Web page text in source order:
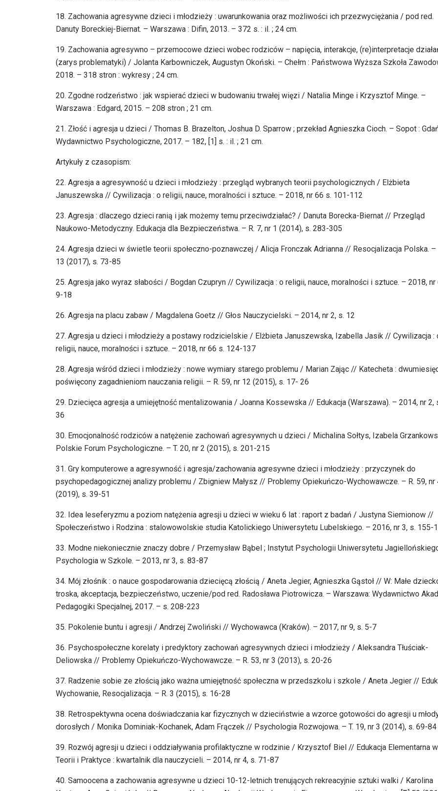
18. Zachowania agresywne dzieci i młodzieży : uwarunkowania oraz możliwości ich przezwyciężania / pod red.
Danuty Boreckiej-Biernat. – Warszawa : Difin, 2013. – 372 s. : il. ; 24 cm.
19. Zachowania agresywno – przemocowe dzieci wobec rodziców – napięcia, interakcje, (re)interpretacje
(zarys problematyki) / Jolanta Karbowniczek, Augustyn Okoński. – Chełm : Państwowa Wyższa Szkoła
2018. – 318 stron : wykresy ; 24 cm.
20. Zgodne rodzeństwo : jak wspierać dzieci w budowaniu trwałej więzi / Natalia Minge i Krzysztof Minge. –
Warszawa : Edgard, 2015. – 208 stron ; 21 cm.
21. Złość i agresja u dzieci / Thomas B. Brazelton, Joshua D. Sparrow ; przekład Agnieszka Cioch. – Sopot :
Wydawnictwo Psychologiczne, 2017. – 182, [1] s. : il. ; 21 cm.
Artykuły z czasopism:
22. Agresja a agresywność u dzieci i młodzieży : przegląd wybranych teorii psychologicznych / Elżbieta
Januszewska // Cywilizacja : o religii, nauce, moralności i sztuce. – 2018, nr 66 s. 101-112
23. Agresja : dlaczego dzieci ranią i jak możemy temu przeciwdziałać? / Danuta Borecka-Biernat // Przegląd
Naukowo-Metodyczny. Edukacja dla Bezpieczeństwa. – R. 7, nr 1 (2014), s. 283-305
24. Agresja dzieci w świetle teorii społeczno-poznawczej / Alicja Fronczak Adrianna // Resocjalizacja Polska. –
13 (2017), s. 73-85
25. Agresja jako wyraz słabości / Bogdan Czupryn // Cywilizacja : o religii, nauce, moralności i sztuce. – 2018, nr
9-18
26. Agresja na placu zabaw / Magdalena Goetz // Głos Nauczycielski. – 2014, nr 2, s. 12
27. Agresja u dzieci i młodzieży a postawy rodzicielskie / Elżbieta Januszewska, Izabella Jasik // Cywilizacja :
religii, nauce, moralności i sztuce. – 2018, nr 66 s. 124-137
28. Agresja wśród dzieci i młodzieży : nowe wymiary starego problemu / Marian Zając // Katecheta :
poświęcony zagadnieniom nauczania religii. – R. 59, nr 12 (2015), s. 17- 26
29. Dziecięca agresja a umiejętność mentalizowania / Joanna Kossewska // Edukacja (Warszawa). – 2014, nr 2,
36
30. Emocjonalność rodziców a natężenie zachowań agresywnych u dzieci / Michalina Sołtys, Izabela
Polskie Forum Psychologiczne. – T. 20, nr 2 (2015), s. 201-215
31. Gry komputerowe a agresywność i agresja/zachowania agresywne dzieci i młodzieży : przyczynek do
psychopedagogicznej analizy problemu / Zbigniew Małysz // Problemy Opiekuńczo-Wychowawcze. – R. 59, nr
(2019), s. 39-51
32. Idea leseferyzmu a poziom natężenia agresji u dzieci w wieku 6 lat : raport z badań / Justyna Siemionow //
Społeczeństwo i Rodzina : stalowowolskie studia Katolickiego Uniwersytetu Lubelskiego. – 2016, nr 3, s. 155-
33. Modne niekoniecznie znaczy dobre / Przemysław Bąbel ; Instytut Psychologii Uniwersytetu
Psychologia w Szkole. – 2013, nr 3, s. 83-87
34. Mój złośnik : o nauce gospodarowania dziecięcą złością / Aneta Jegier, Agnieszka Gąstoł // W: Małe
troska, akceptacja, bezpieczeństwo, uczenie/pod red. Radosława Piotrowicza. – Warszawa: Wydawnictwo
Pedagogiki Specjalnej, 2017. – s. 208-223
35. Pokolenie buntu i agresji / Andrzej Zwoliński // Wychowawca (Kraków). – 2017, nr 9, s. 5-7
36. Psychospołeczne korelaty i predyktory zachowań agresywnych dzieci i młodzieży / Aleksandra Tłuściak-
Deliowska // Problemy Opiekuńczo-Wychowawcze. – R. 53, nr 3 (2013), s. 20-26
37. Radzenie sobie ze złością jako ważna umiejętność społeczna w przedszkolu i szkole / Aneta Jegier //
Wychowanie, Resocjalizacja. – R. 3 (2015), s. 16-28
38. Retrospektywna ocena doświadczania kar fizycznych w dzieciństwie a wzorce gotowości do agresji u
dorosłych / Monika Dominiak-Kochanek, Adam Frączek // Psychologia Rozwojowa. – T. 19, nr 3 (2014), s. 69-84
39. Rozwój agresji u dzieci i oddziaływania profilaktyczne w rodzinie / Krzysztof Biel // Edukacja Elementarna w
Teorii i Praktyce : kwartalnik dla nauczycieli. – 2014, nr 4, s. 71-87
40. Samoocena a zachowania agresywne u dzieci 10-12-letnich trenujących rekreacyjnie sztuki walki / Karolina